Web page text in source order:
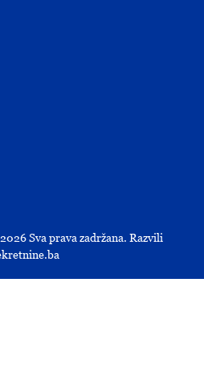
2026Sva prava zadržana. Razvili